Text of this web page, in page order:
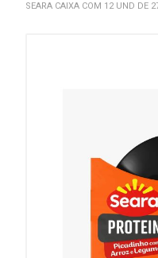
SEARA CAIXA COM 12 UND DE